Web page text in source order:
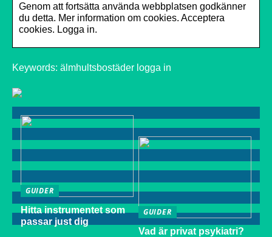
Genom att fortsätta använda webbplatsen godkänner
du detta. Mer information om cookies. Acceptera
cookies. Logga in.
Keywords: älmhultsbostäder logga in
GUIDER
Hitta instrumentet som
passar just dig
GUIDER
Vad är privat psykiatri?